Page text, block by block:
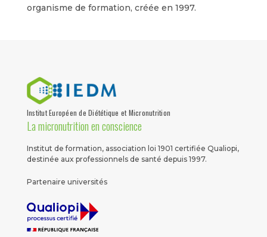
organisme de formation, créée en 1997.
Institut Européen de Diététique et Micronutrition
La micronutrition en conscience
Institut de formation, association loi 1901 certifiée Qualiopi,
destinée aux professionnels de santé depuis 1997.
Partenaire universités